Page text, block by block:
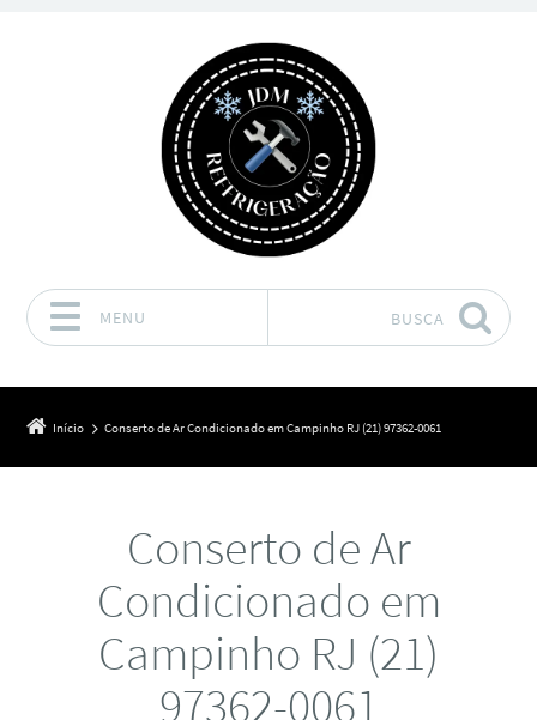
MENU BUSCA
Início Conserto de Ar Condicionado em Campinho RJ (21) 97362-0061
Conserto de Ar
Condicionado em
Campinho RJ (21)
97362-0061